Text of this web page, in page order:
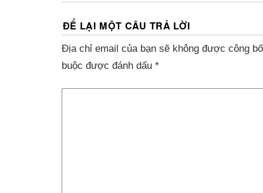
ĐỂ LẠI MỘT CÂU TRẢ LỜI
Địa chỉ email của bạn sẽ không được công
buộc được đánh dấu *